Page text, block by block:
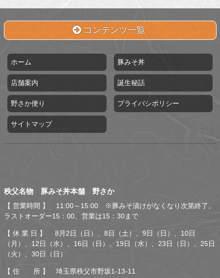
コンテンツ一覧
ホーム 豚みそ丼
店舗案内 誕生秘話
野さか便り プライバシポリシー
サイトマップ
秩父名物 豚みそ丼本舗 野
秩父名物 豚みそ丼本舗 野さか
【 営業時間 】 11:00～15:00 ※豚みそ漬けがなくなり次第終了。
ラストオーダー15：00、営業は15：30まで
【 休 業 日 】 8月2日（日）、8日（土）、9日（日）、10日
（月）、12日（水）、16日（日）、19日（水）、23日（日）、25日
（火）、30日（日）
【 住 所 】 埼玉県秩父市野坂1-13-11